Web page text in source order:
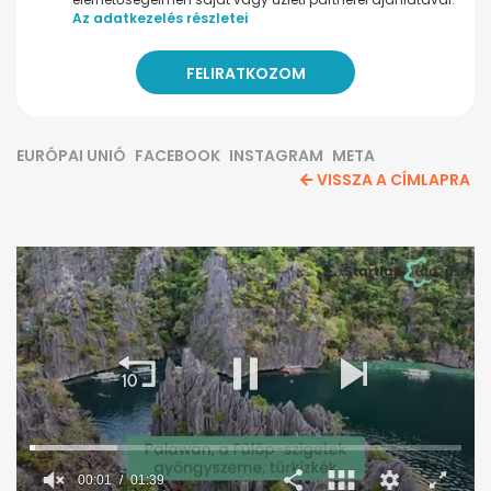
Az adatkezelés részletei
EURÓPAI UNIÓ FACEBOOK INSTAGRAM META
VISSZA A CÍMLAPRA
00:02 01:39